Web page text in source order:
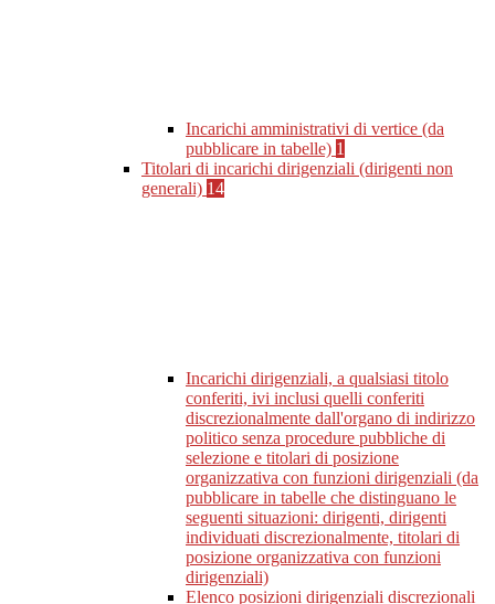
Incarichi amministrativi di vertice (da
pubblicare in tabelle) 1
Titolari di incarichi dirigenziali (dirigenti non
generali) 14
Incarichi dirigenziali, a qualsiasi titolo
conferiti, ivi inclusi quelli conferiti
discrezionalmente dall'organo di indirizzo
politico senza procedure pubbliche di
selezione e titolari di posizione
organizzativa con funzioni dirigenziali (da
pubblicare in tabelle che distinguano le
seguenti situazioni: dirigenti, dirigenti
individuati discrezionalmente, titolari di
posizione organizzativa con funzioni
dirigenziali)
Elenco posizioni dirigenziali discrezionali